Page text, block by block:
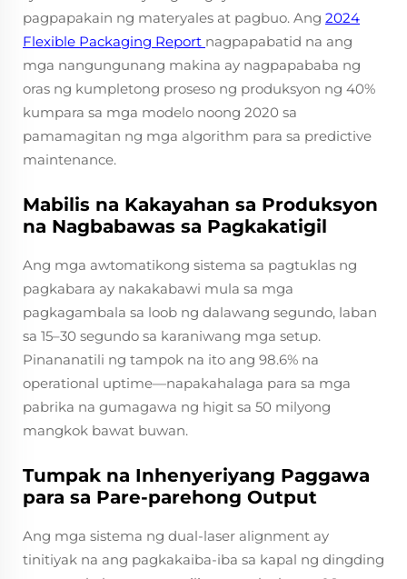
pagpapakain ng materyales at pagbuo. Ang 2024
Flexible Packaging Report nagpapabatid na ang
mga nangungunang makina ay nagpapababa ng
oras ng kumpletong proseso ng produksyon ng 40%
kumpara sa mga modelo noong 2020 sa
pamamagitan ng mga algorithm para sa predictive
maintenance.
Mabilis na Kakayahan sa Produksyon
na Nagbabawas sa Pagkakatigil
Ang mga awtomatikong sistema sa pagtuklas ng
pagkabara ay nakakabawi mula sa mga
pagkagambala sa loob ng dalawang segundo, laban
sa 15–30 segundo sa karaniwang mga setup.
Pinananatili ng tampok na ito ang 98.6% na
operational uptime—napakahalaga para sa mga
pabrika na gumagawa ng higit sa 50 milyong
mangkok bawat buwan.
Tumpak na Inhenyeriyang Paggawa
para sa Pare-parehong Output
Ang mga sistema ng dual-laser alignment ay
tinitiyak na ang pagkakaiba-iba sa kapal ng dingding